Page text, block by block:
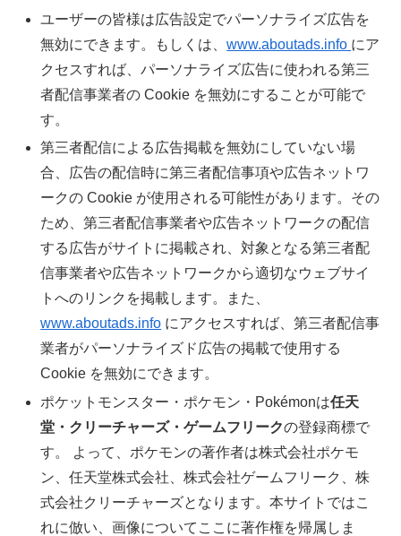
ユーザーの皆様は広告設定でパーソナライズ広告を
無効にできます。もしくは、www.aboutads.info にア
クセスすれば、パーソナライズ広告に使われる第三
者配信事業者の Cookie を無効にすることが可能で
す。
第三者配信による広告掲載を無効にしていない場
合、広告の配信時に第三者配信事項や広告ネットワ
ークの Cookie が使用される可能性があります。その
ため、第三者配信事業者や広告ネットワークの配信
する広告がサイトに掲載され、対象となる第三者配
信事業者や広告ネットワークから適切なウェブサイ
トへのリンクを掲載します。また、
www.aboutads.info にアクセスすれば、第三者配信事
業者がパーソナライズド広告の掲載で使用する
Cookie を無効にできます。
ポケットモンスター・ポケモン・Pokémonは任天
堂・クリーチャーズ・ゲームフリークの登録商標で
す。 よって、ポケモンの著作者は株式会社ポケモ
ン、任天堂株式会社、株式会社ゲームフリーク、株
式会社クリーチャーズとなります。本サイトではこ
れに倣い、画像についてここに著作権を帰属しま